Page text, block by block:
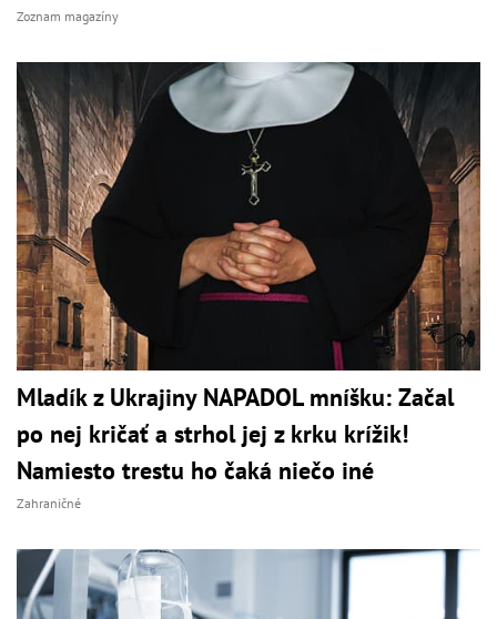
Zoznam magazíny
Mladík z Ukrajiny NAPADOL mníšku: Začal
po nej kričať a strhol jej z krku krížik!
Namiesto trestu ho čaká niečo iné
Zahraničné